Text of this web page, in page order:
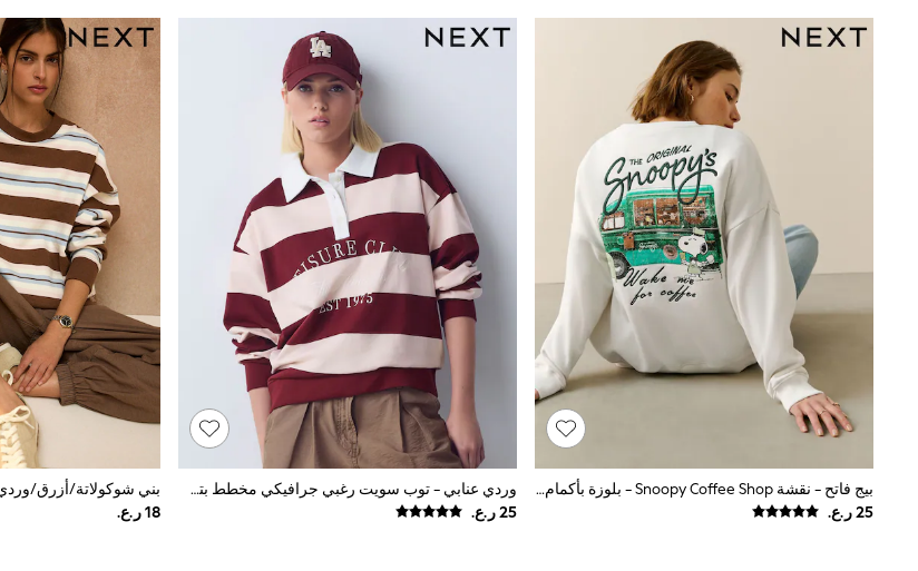
Tops & T-Shirts
Shirts
Sun Safe
Rash Vests
Sun Hats & Caps
Sunglasses
Baby Holiday Shop
Baby Summer Nightwear
Dresses
Sets & Outfits
Rompers
Sandals
Swimwear
Sun Hats & Caps
Mens' Holiday Shop
Shirts
Tops & T-Shirts
Trousers & Chinos
بيج فاتح - نقشة Snoopy Coffee Shop - بلوزة بأكمام طويلة
وردي عنابي - توب سويت رغبي جرافيكي مخطط بتصميم Leisure Club